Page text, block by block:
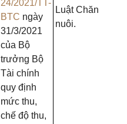
24/2021/TT-
BTC ngày
31/3/2021
của Bộ
trưởng Bộ
Tài chính
quy định
mức thu,
chế độ thu,
Luật Chăn
nuôi.